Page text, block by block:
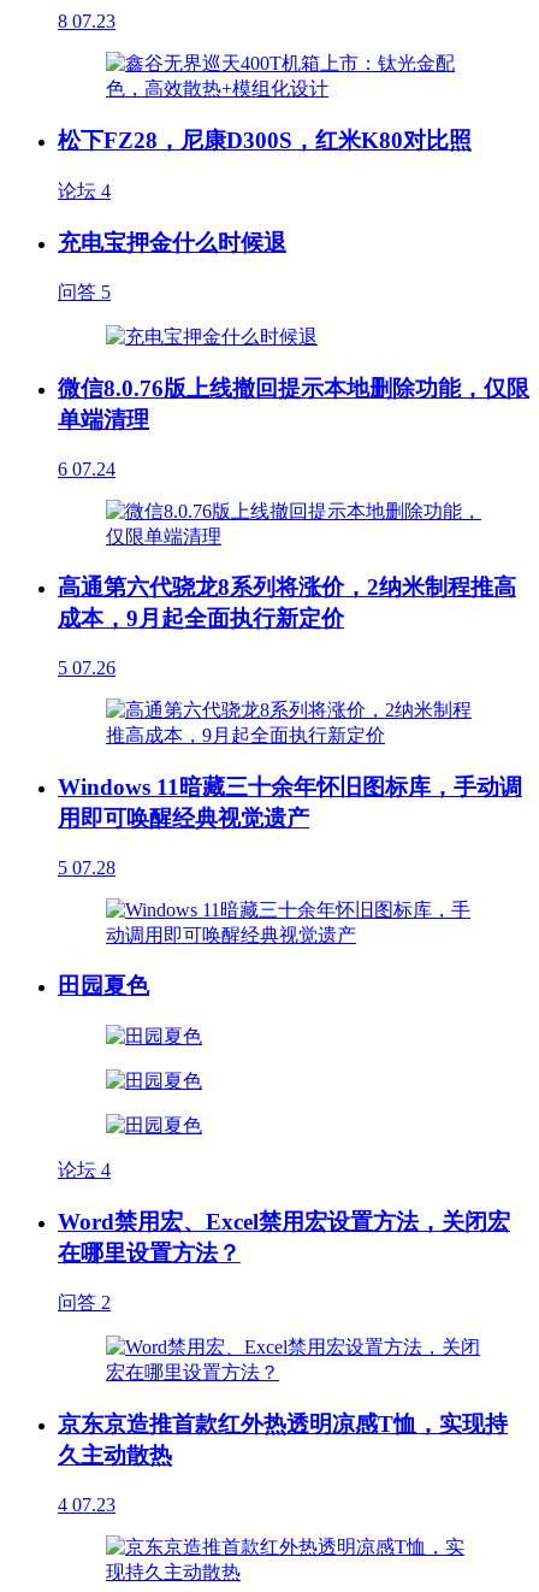
8 07.23
松下FZ28，尼康D300S，红米K80对比照
论坛 4
充电宝押金什么时候退
问答 5
微信8.0.76版上线撤回提示本地删除功能，仅限
单端清理
6 07.24
高通第六代骁龙8系列将涨价，2纳米制程推高
成本，9月起全面执行新定价
5 07.26
Windows 11暗藏三十余年怀旧图标库，手动调
用即可唤醒经典视觉遗产
5 07.28
田园夏色
论坛 4
Word禁用宏、Excel禁用宏设置方法，关闭宏
在哪里设置方法？
问答 2
京东京造推首款红外热透明凉感T恤，实现持
久主动散热
4 07.23